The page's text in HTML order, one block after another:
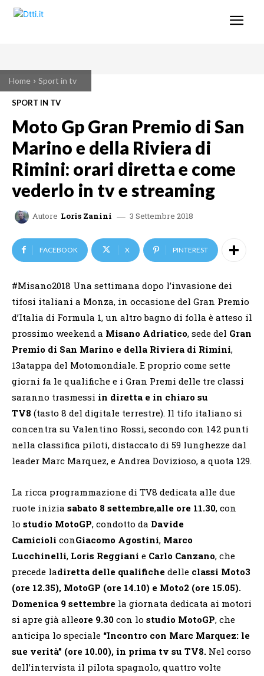
Home Sport in tv
SPORT IN TV
Moto Gp Gran Premio di San
Marino e della Riviera di
Rimini: orari diretta e come
vederlo in tv e streaming
Autore Loris Zanini 3 Settembre 2018
FACEBOOK X PINTEREST
#Misano2018 Una settimana dopo l’invasione dei
tifosi italiani a Monza, in occasione del Gran Premio
d’Italia di Formula 1, un altro bagno di folla è atteso il
prossimo weekend a Misano Adriatico, sede del Gran
Premio di San Marino e della Riviera di Rimini,
13atappa del Motomondiale. E proprio come sette
giorni fa le qualifiche e i Gran Premi delle tre classi
saranno trasmessi in diretta e in chiaro su
TV8 (tasto 8 del digitale terrestre). Il tifo italiano si
concentra su Valentino Rossi, secondo con 142 punti
nella classifica piloti, distaccato di 59 lunghezze dal
leader Marc Marquez, e Andrea Dovizioso, a quota 129.
La ricca programmazione di TV8 dedicata alle due
ruote inizia sabato 8 settembre,alle ore 11.30, con
lo studio MotoGP, condotto da Davide
Camicioli conGiacomo Agostini, Marco
Lucchinelli, Loris Reggiani e Carlo Canzano, che
precede ladiretta delle qualifiche delle classi Moto3
(ore 12.35), MotoGP (ore 14.10) e Moto2 (ore 15.05).
Domenica 9 settembre la giornata dedicata ai motori
si apre già alleore 9.30 con lo studio MotoGP, che
anticipa lo speciale “Incontro con Marc Marquez: le
sue verità” (ore 10.00), in prima tv su TV8. Nel corso
dell’intervista il pilota spagnolo, quattro volte